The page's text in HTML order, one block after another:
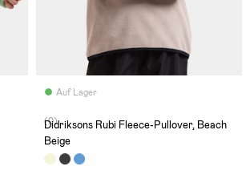
Auf Lager
(0)
Didriksons Rubi Fleece-Pullover, Beach
Beige